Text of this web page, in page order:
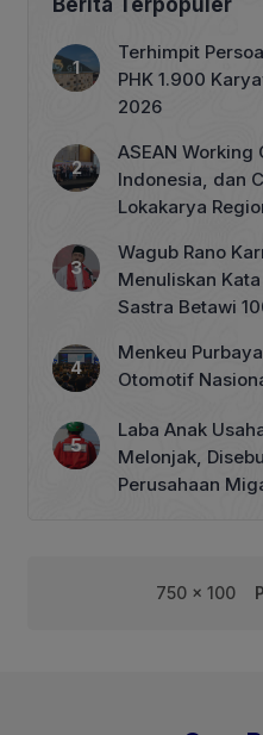
Terhimpit
PHK 1.900
2026
ASEAN Working
Indonesia, dan
Lokakarya
Wagub Rano
Menuliskan
Sastra Betawi
Menkeu
Otomotif
Laba Anak
Melonjak,
Perusahaan
750 x 100